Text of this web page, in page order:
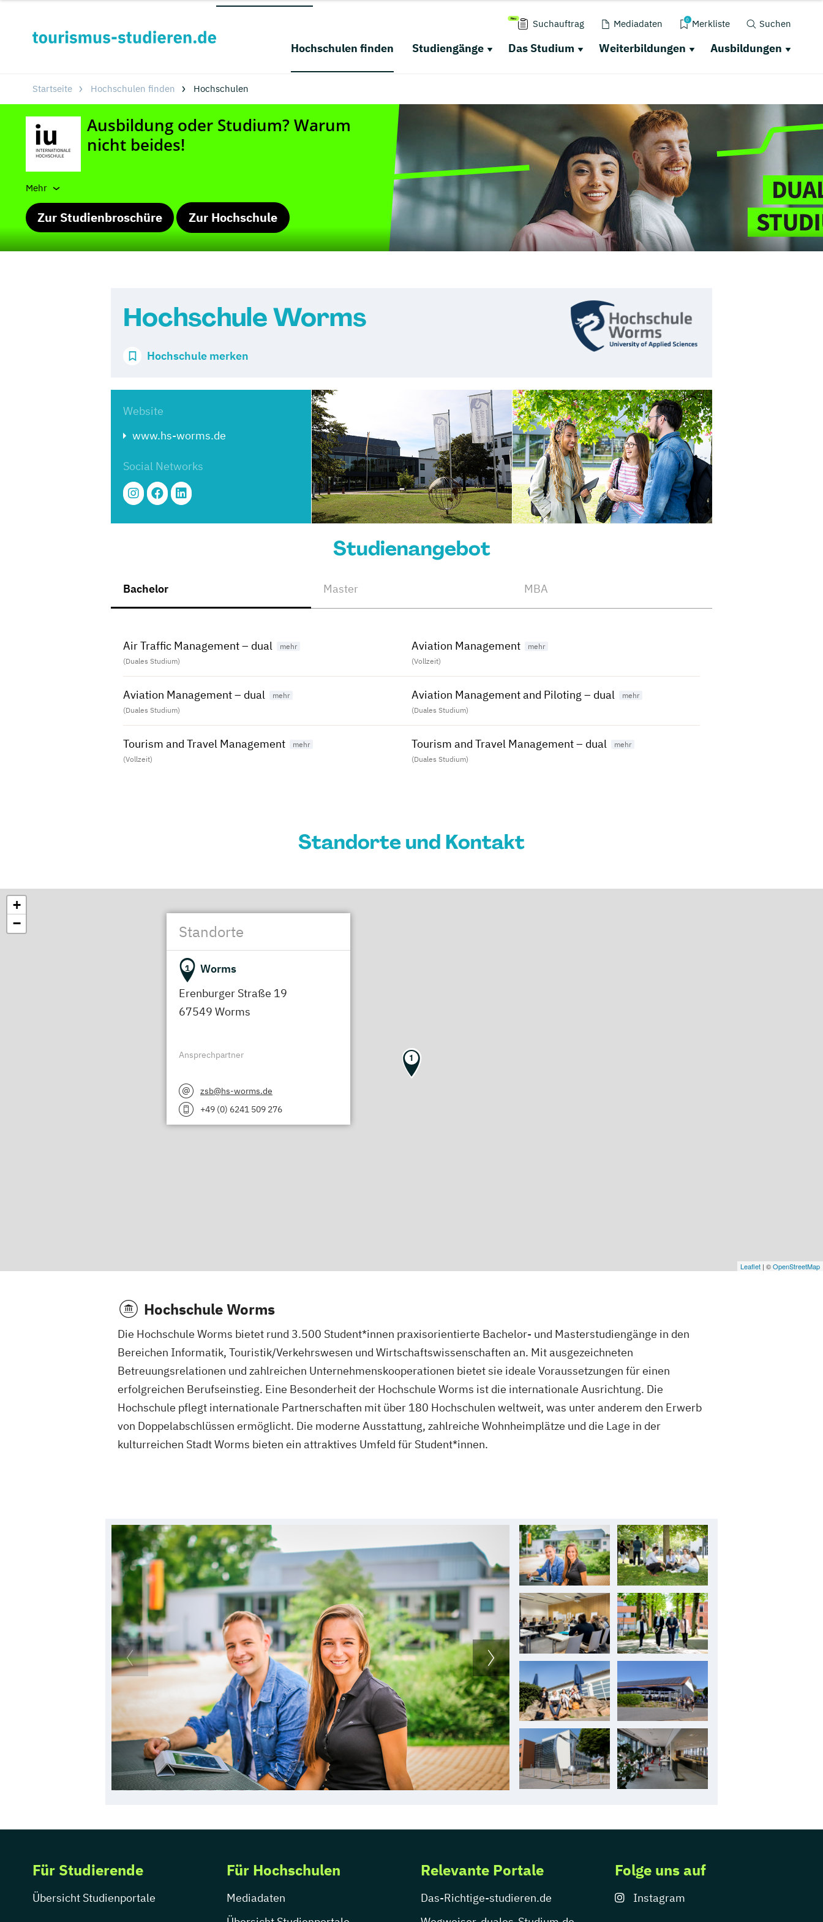
Suchauftrag Mediadaten 0 Merkliste Suchen
Hochschulen finden Studiengänge Das Studium Weiterbildungen Ausbildungen
Startseite Hochschulen finden Hochschulen
Mehr
Zur Studienbroschüre Zur Hochschule
Hochschule Worms
Hochschule merken
Website
www.hs-worms.de
Social Networks
Studienangebot
Bachelor Master MBA
Air Traffic Management – dual
(Duales Studium)
Aviation Management
(Vollzeit)
Aviation Management – dual
(Duales Studium)
Aviation Management and Piloting – dual
(Duales Studium)
Tourism and Travel Management
(Vollzeit)
Tourism and Travel Management – dual
(Duales Studium)
Standorte und Kontakt
Standorte
1
Worms
Erenburger Straße 19
67549 Worms
Ansprechpartner
zsb@hs-worms.de
+49 (0) 6241 509 276
1
+
−
Leaflet | ©OpenStreetMap
Hochschule Worms
Die Hochschule Worms bietet rund 3.500 Student*innen praxisorientierte Bachelor- und Masterstudiengänge in den
Bereichen Informatik, Touristik/Verkehrswesen und Wirtschaftswissenschaften an. Mit ausgezeichneten
Betreuungsrelationen und zahlreichen Unternehmenskooperationen bietet sie ideale Voraussetzungen für einen
erfolgreichen Berufseinstieg. Eine Besonderheit der Hochschule Worms ist die internationale Ausrichtung. Die
Hochschule pflegt internationale Partnerschaften mit über 180 Hochschulen weltweit, was unter anderem den Erwerb
von Doppelabschlüssen ermöglicht. Die moderne Ausstattung, zahlreiche Wohnheimplätze und die Lage in der
kulturreichen Stadt Worms bieten ein attraktives Umfeld für Student*innen.
Für Studierende
Übersicht Studienportale
Für Hochschulen
Mediadaten
Relevante Portale
Das-Richtige-studieren.de
Folge uns auf
Instagram